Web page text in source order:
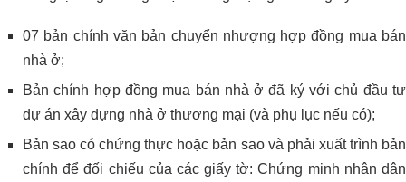
07 bản chính văn bản chuyển nhượng hợp đồng mua bán
nhà ở;
Bản chính hợp đồng mua bán nhà ở đã ký với chủ đầu tư
dự án xây dựng nhà ở thương mại (và phụ lục nếu có);
Bản sao có chứng thực hoặc bản sao và phải xuất trình bản
chính để đối chiếu của các giấy tờ: Chứng minh nhân dân